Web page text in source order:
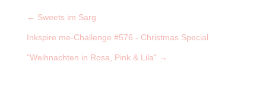
← Sweets im Sarg
Inkspire me-Challenge #576 - Christmas Special
"Weihnachten in Rosa, Pink & Lila"→